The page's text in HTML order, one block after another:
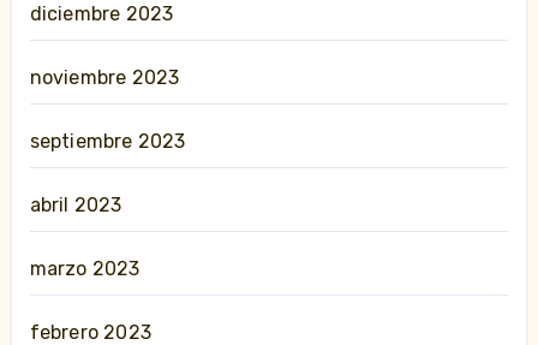
diciembre 2023
noviembre 2023
septiembre 2023
abril 2023
marzo 2023
febrero 2023